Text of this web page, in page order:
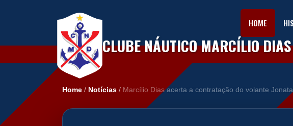
CLUBE NÁUTICO MARCÍLIO DIAS
HOME
Home / Notícias / Marcílio Dias acerta a contratação do volante